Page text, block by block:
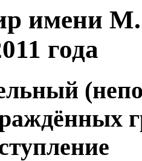
имени
года